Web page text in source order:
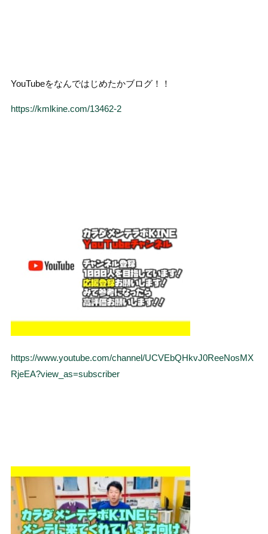
YouTubeをなんではじめたかブログ！！
https://kmlkine.com/13462-2
https://www.youtube.com/channel/UCVEbQHkvJ0ReeNosMX
RjeEA?view_as=subscriber